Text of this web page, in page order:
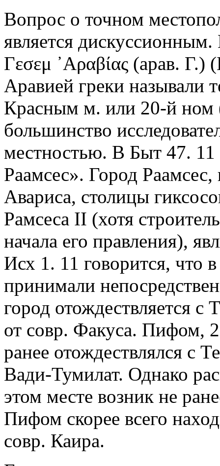
Вопрос о точном
является
Γεσεμ ᾿Αραβίας (арав.
Аравией греки
Красным м. или 20-й
большинство
местностью. В Быт 47. 11
Раамсес». Город
Авариса, столицы
Рамсеса II (хотя
начала его правления),
Исх 1. 11 говорится, что
принимали
город отождествляется
от совр. Факуса. Пифом,
ранее отождествлялся с
Вади-Тумилат. Однако
этом месте возник не
Пифом скорее всего
совр. Каира.